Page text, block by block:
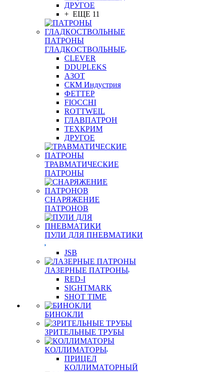
ДРУГОЕ
+ ЕЩЕ 11
ПАТРОНЫ
ГЛАДКОСТВОЛЬНЫЕ
CLEVER
DDUPLEKS
АЗОТ
СКМ Индустрия
ФЕТТЕР
FIOCCHI
ROTTWEIL
ГЛАВПАТРОН
ТЕХКРИМ
ДРУГОЕ
ТРАВМАТИЧЕСКИЕ
ПАТРОНЫ
СНАРЯЖЕНИЕ
ПАТРОНОВ
ПУЛИ ДЛЯ ПНЕВМАТИКИ
JSB
ЛАЗЕРНЫЕ ПАТРОНЫ
RED-I
SIGHTMARK
SHOT TIME
БИНОКЛИ
ЗРИТЕЛЬНЫЕ ТРУБЫ
КОЛЛИМАТОРЫ
ПРИЦЕЛ
КОЛЛИМАТОРНЫЙ